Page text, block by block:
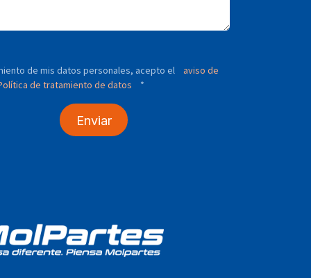
de mis datos personales, acepto el
aviso de
de tratamiento de datos *
Enviar